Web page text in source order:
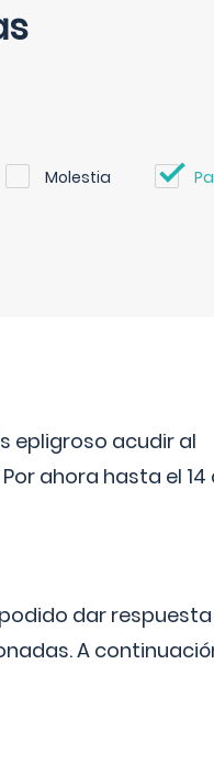
Molestia
epligroso acudir al
ahora hasta el 14
dar respuesta
A